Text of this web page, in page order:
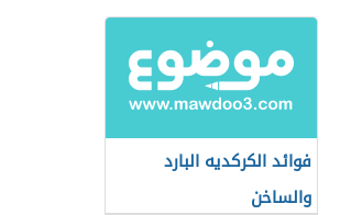
فوائد الكركديه البارد
والساخن